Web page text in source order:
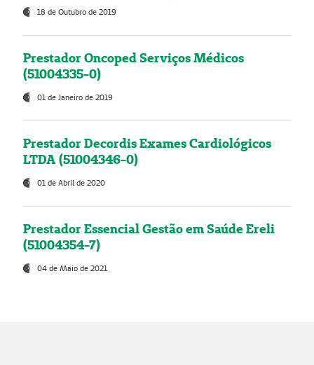
18 de Outubro de 2019
Prestador Oncoped Serviços Médicos
(51004335-0)
01 de Janeiro de 2019
Prestador Decordis Exames Cardiológicos
LTDA (51004346-0)
01 de Abril de 2020
Prestador Essencial Gestão em Saúde Ereli
(51004354-7)
04 de Maio de 2021